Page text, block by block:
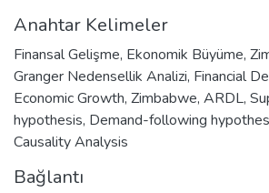
Anahtar Kelimeler
Finansal Gelişme, Ekonomik Büyüme,
Granger Nedensellik Analizi, Financial
Economic Growth, Zimbabwe, ARDL,
hypothesis, Demand-following
Causality Analysis
Bağlantı